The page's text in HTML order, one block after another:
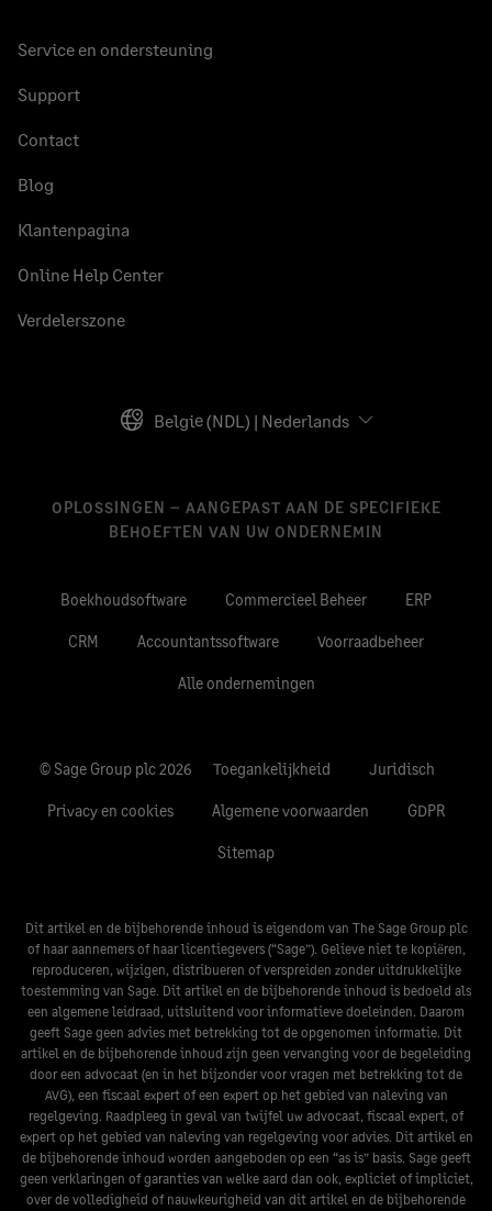
Service en ondersteuning
Support
Contact
Blog
Klantenpagina
Online Help Center
Verdelerszone
België (NDL) | Nederlands
OPLOSSINGEN – AANGEPAST AAN DE SPECIFIEKE
BEHOEFTEN VAN UW ONDERNEMIN
Boekhoudsoftware Commercieel Beheer ERP
CRM Accountantssoftware Voorraadbeheer
Alle ondernemingen
© Sage Group plc 2026 Toegankelijkheid Juridisch
Privacy en cookies Algemene voorwaarden GDPR
Sitemap
Dit artikel en de bijbehorende inhoud is eigendom van The Sage Group plc
of haar aannemers of haar licentiegevers (“Sage”). Gelieve niet te kopiëren,
reproduceren, wijzigen, distribueren of verspreiden zonder uitdrukkelijke
toestemming van Sage. Dit artikel en de bijbehorende inhoud is bedoeld als
een algemene leidraad, uitsluitend voor informatieve doeleinden. Daarom
geeft Sage geen advies met betrekking tot de opgenomen informatie. Dit
artikel en de bijbehorende inhoud zijn geen vervanging voor de begeleiding
door een advocaat (en in het bijzonder voor vragen met betrekking tot de
AVG), een fiscaal expert of een expert op het gebied van naleving van
regelgeving. Raadpleeg in geval van twijfel uw advocaat, fiscaal expert, of
expert op het gebied van naleving van regelgeving voor advies. Dit artikel en
de bijbehorende inhoud worden aangeboden op een “as is” basis. Sage geeft
geen verklaringen of garanties van welke aard dan ook, expliciet of impliciet,
over de volledigheid of nauwkeurigheid van dit artikel en de bijbehorende